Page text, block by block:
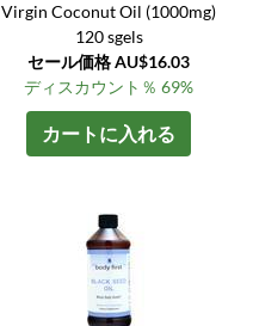
Virgin Coconut Oil (1000mg)
120 sgels
セール価格 AU$16.03
ディスカウント％ 69%
カートに入れる